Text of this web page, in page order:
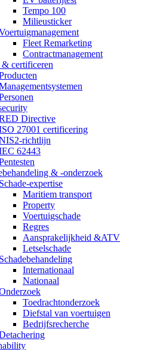
Tempo 100
Milieusticker
Fleet Remarketing
Contractmanagement
& certificeren
Directive
27001 certificering
richtlijn
62443
& -onderzoek
Schade-expertise
Maritiem transport
Property
Voertuigschade
Regres
Aansprakelijkheid &ATV
Letselschade
Schadebehandeling
Internationaal
Nationaal
Toedrachtonderzoek
Diefstal van voertuigen
Bedrijfsrecherche